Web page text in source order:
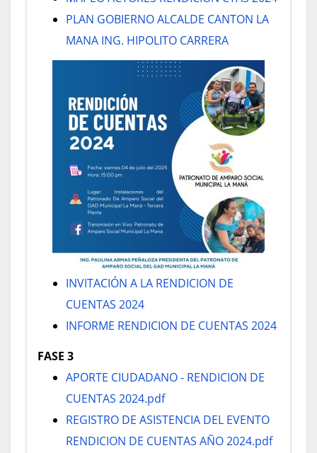
PLAN GOBIERNO ALCALDE CANTON LA
MANA ING. HIPOLITO CARRERA
INVITACIÓN A LA RENDICION DE
CUENTAS 2024
INFORME RENDICION DE CUENTAS 2024
FASE 3
APORTE CIUDADANO - RENDICION DE
CUENTAS 2024.pdf
REGISTRO DE ASISTENCIA DEL EVENTO
RENDICION DE CUENTAS AÑO 2024.pdf